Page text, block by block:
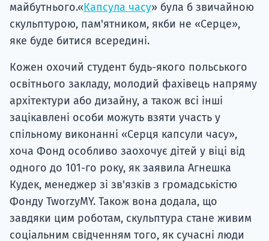
майбутнього.«Капсула часу» була б звичайною
скульптурою, пам'ятником, якби не «Серце»,
яке буде битися всередині.
Кожен охочий студент будь-якого польського
освітнього закладу, молодий фахівець напряму
архітектури або дизайну, а також всі інші
зацікавлені особи можуть взяти участь у
спільному виконанні «Серця капсули часу»,
хоча Фонд особливо заохочує дітей у віці від
одного до 101-го року, як заявила Агнешка
Кудек, менеджер зі зв'язків з громадськістю
Фонду TworzyMY. Також вона додала, що
завдяки цим роботам, скульптура стане живим
соціальним свідченням того, як сучасні люди